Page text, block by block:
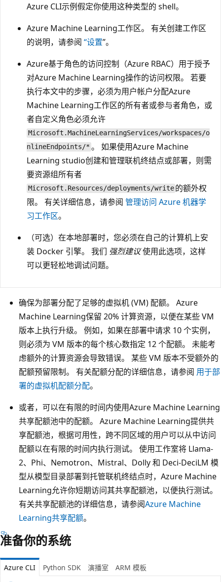
Azure CLI示例假定你使用这种类型的 shell。
Azure Machine Learning工作区。 有关创建工作区
的说明，请参阅 “设置”。
Azure基于角色的访问控制（Azure RBAC）用于授予
对Azure Machine Learning操作的访问权限。 若要
执行本文中的步骤，必须为用户帐户分配Azure
Machine Learning工作区的所有者或参与者角色，或
者自定义角色必须允许
Microsoft.MachineLearningServices/workspaces/o
nlineEndpoints/* 。 如果使用Azure Machine
Learning studio创建和管理联机终结点或部署，则需
要资源组所有者
Microsoft.Resources/deployments/write 的额外权
限。 有关详细信息，请参阅 管理访问 Azure 机器学
习工作区。
（可选）在本地部署时，您必须在自己的计算机上安
装 Docker 引擎。 我们 强烈建议使用此选项，这样
可以更轻松地调试问题。
确保为部署分配了足够的虚拟机 (VM) 配额。 Azure
Machine Learning保留 20% 计算资源，以便在某些 VM
版本上执行升级。 例如，如果在部署中请求 10 个实例，
则必须为 VM 版本的每个核心数指定 12 个配额。 未能考
虑额外的计算资源会导致错误。 某些 VM 版本不受额外的
配额预留限制。 有关配额分配的详细信息，请参阅 用于部
署的虚拟机配额分配。
或者，可以在有限的时间内使用Azure Machine Learning
共享配额池中的配额。 Azure Machine Learning提供共
享配额池，根据可用性，跨不同区域的用户可以从中访问
配额以在有限的时间内执行测试。 使用工作室将 Llama-
2、Phi、Nemotron、Mistral、Dolly 和 Deci-DeciLM 模
型从模型目录部署到托管联机终结点时，Azure Machine
Learning允许你短期访问其共享配额池，以便执行测试。
有关共享配额池的详细信息，请参阅Azure Machine
Learning共享配额。
准备你的系统
Azure CLI Python SDK 演播室 ARM 模板